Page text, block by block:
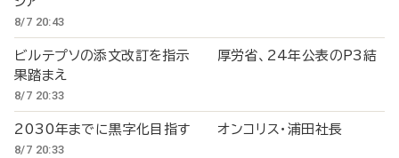
8/7 20:43
ビルテプソの添文改訂を指示 厚労省、24年公表のP3結
果踏まえ
8/7 20:33
2030年までに黒字化目指す オンコリス・浦田社長
8/7 20:33